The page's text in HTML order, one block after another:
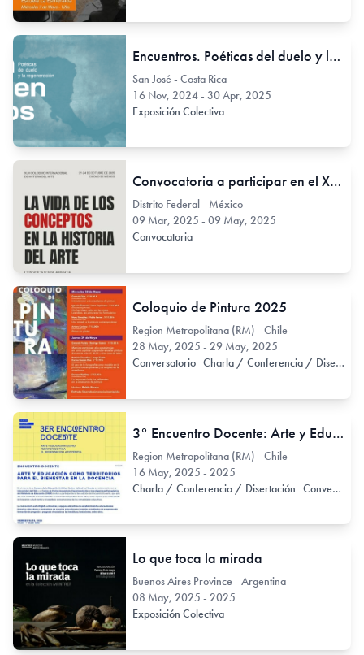
Encuentros. Poéticas del duelo y la regeneración
San José - Costa Rica
16 Nov, 2024 - 30 Apr, 2025
Exposición Colectiva
Convocatoria a participar en el XLIX Coloquio Internacional de Historia de Arte: "La vida de los conceptos en la Historia del Arte”
Distrito Federal - México
09 Mar, 2025 - 09 May, 2025
Convocatoria
Coloquio de Pintura 2025
Region Metropolitana (RM) - Chile
28 May, 2025 - 29 May, 2025
Conversatorio Charla / Conferencia / Disertación
3° Encuentro Docente: Arte y Educación como territorios para el bienestar en la docencia.
Region Metropolitana (RM) - Chile
16 May, 2025 - 2025
Charla / Conferencia / Disertación Conversatorio
Lo que toca la mirada
Buenos Aires Province - Argentina
08 May, 2025 - 2025
Exposición Colectiva